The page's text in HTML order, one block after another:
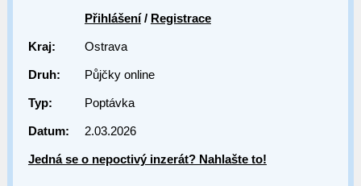
Přihlášení/ Registrace
Kraj: Ostrava
Druh: Půjčky online
Typ: Poptávka
Datum: 2.03.2026
Jedná se o nepoctivý inzerát? Nahlašte to!